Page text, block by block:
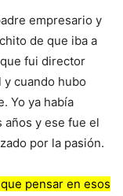
empresario y
de que iba a
fui director
cuando hubo
Yo ya había
años y ese fue el
por la pasión.
pensar en esos